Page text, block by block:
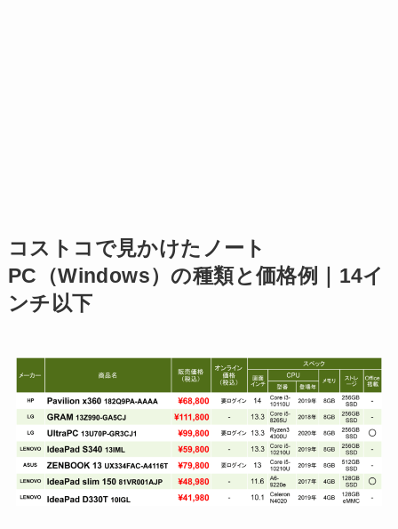
コストコで見かけたノート
PC（Windows）の種類と価格例｜14イ
ンチ以下